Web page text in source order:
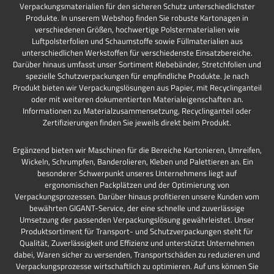
Verpackungsmaterialien für den sicheren Schutz unterschiedlichster
Produkte. In unserem Webshop finden Sie robuste Kartonagen in
verschiedenen Größen, hochwertige Polstermaterialien wie
Luftpolsterfolien und Schaumstoffe sowie Füllmaterialien aus
unterschiedlichen Werkstoffen für verschiedenste Einsatzbereiche.
Darüber hinaus umfasst unser Sortiment Klebebänder, Stretchfolien und
spezielle Schutzverpackungen für empfindliche Produkte. Je nach
Produkt bieten wir Verpackungslösungen aus Papier, mit Recyclinganteil
oder mit weiteren dokumentierten Materialeigenschaften an.
Informationen zu Materialzusammensetzung, Recyclinganteil oder
Zertifizierungen finden Sie jeweils direkt beim Produkt.
Ergänzend bieten wir Maschinen für die Bereiche Kartonieren, Umreifen,
Wickeln, Schrumpfen, Banderolieren, Kleben und Palettieren an. Ein
besonderer Schwerpunkt unseres Unternehmens liegt auf
ergonomischen Packplätzen und der Optimierung von
Verpackungsprozessen. Darüber hinaus profitieren unsere Kunden vom
bewährten GIGANT-Service, der eine schnelle und zuverlässige
Umsetzung der passenden Verpackungslösung gewährleistet. Unser
Produktsortiment für Transport- und Schutzverpackungen steht für
Qualität, Zuverlässigkeit und Effizienz und unterstützt Unternehmen
dabei, Waren sicher zu versenden, Transportschäden zu reduzieren und
Verpackungsprozesse wirtschaftlich zu optimieren. Auf uns können Sie